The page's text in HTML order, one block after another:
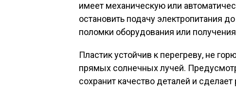
имеет механическую или
остановить подачу электропитания
поломки оборудования или
Пластик устойчив к перегреву, не
прямых солнечных лучей.
сохранит качество деталей и сделает